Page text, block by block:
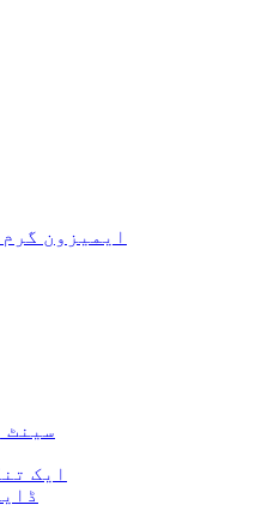
ایمیزون
سینٹ
ایک